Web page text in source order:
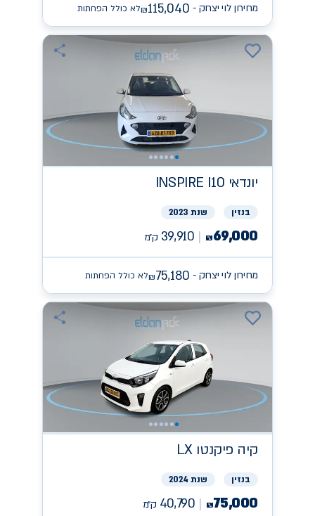
מחירון לוי יצחק - ₪115,040 לא כולל הפחתות
יונדאי INSPIRE I10
בנזין שנת 2023
₪69,000
39,910 ק״מ
מחירון לוי יצחק - ₪75,180 לא כולל הפחתות
קיה פיקנטו LX
בנזין שנת 2024
₪75,000
40,790 ק״מ